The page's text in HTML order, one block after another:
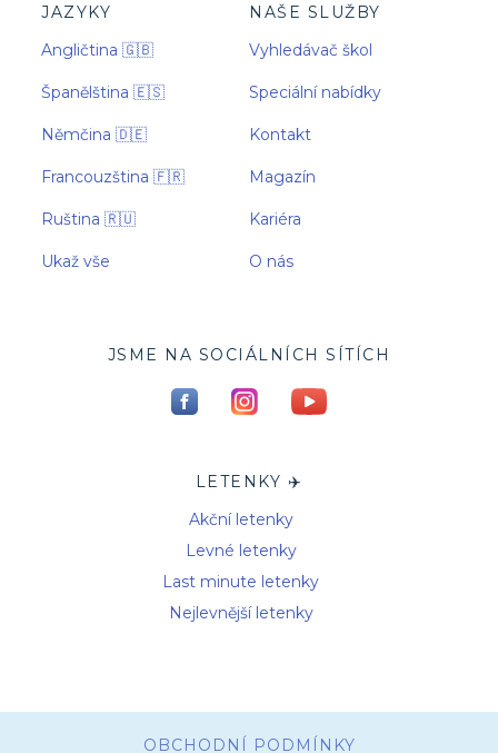
JAZYKY
Angličtina 🇬🇧
Španělština 🇪🇸
Němčina 🇩🇪
Francouzština 🇫🇷
Ruština 🇷🇺
Ukaž vše
NAŠE SLUŽBY
Vyhledávač škol
Speciální nabídky
Kontakt
Magazín
Kariéra
O nás
JSME NA SOCIÁLNÍCH SÍTÍCH
LETENKY ✈️
Akční letenky
Levné letenky
Last minute letenky
Nejlevnější letenky
OBCHODNÍ PODMÍNKY